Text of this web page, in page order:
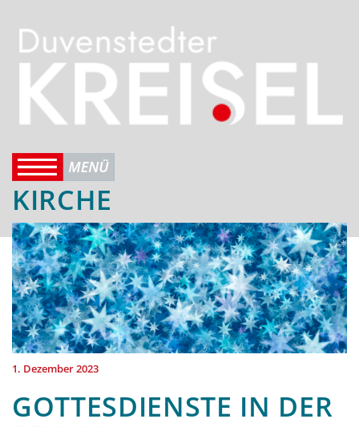
KIRCHE
1. Dezember 2023
GOTTESDIENSTE IN DER